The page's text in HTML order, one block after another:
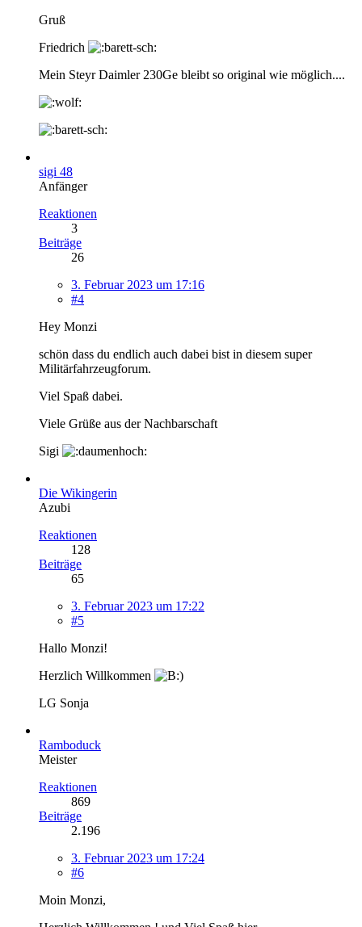
Gruß
Friedrich
Mein Steyr Daimler 230Ge bleibt so original wie möglich....
sigi 48
Anfänger
Reaktionen
3
Beiträge
26
3. Februar 2023 um 17:16
#4
Hey Monzi
schön dass du endlich auch dabei bist in diesem super
Militärfahrzeugforum.
Viel Spaß dabei.
Viele Grüße aus der Nachbarschaft
Sigi
Die Wikingerin
Azubi
Reaktionen
128
Beiträge
65
3. Februar 2023 um 17:22
#5
Hallo Monzi!
Herzlich Willkommen
LG Sonja
Ramboduck
Meister
Reaktionen
869
Beiträge
2.196
3. Februar 2023 um 17:24
#6
Moin Monzi,